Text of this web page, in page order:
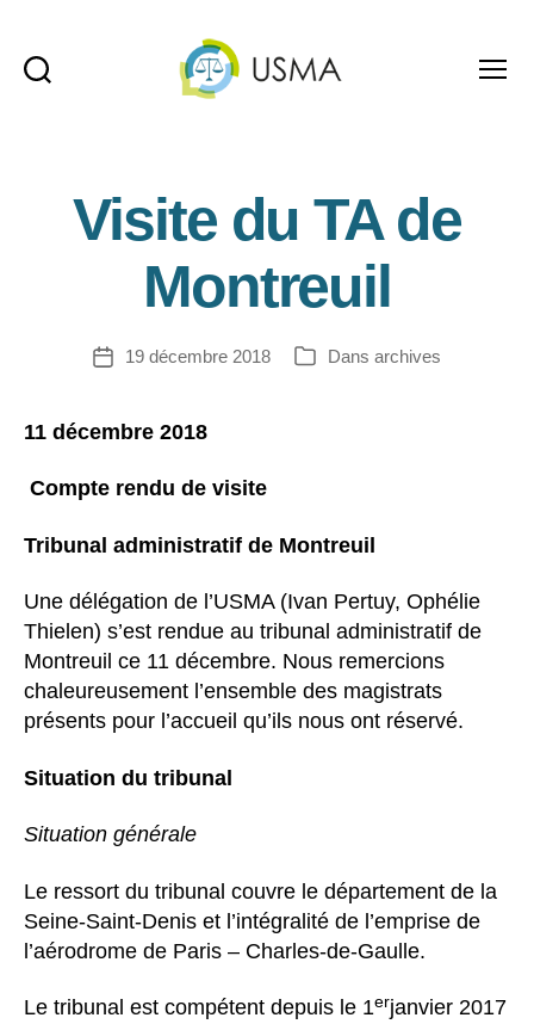
Visite du TA de
Montreuil
Date19 décembre 2018 Catégories
Dans archives
11 décembre 2018
Compte rendu de visite
Tribunal administratif de Montreuil
Une délégation de l’USMA (Ivan Pertuy, Ophélie
Thielen) s’est rendue au tribunal administratif de
Montreuil ce 11 décembre. Nous remercions
chaleureusement l’ensemble des magistrats
présents pour l’accueil qu’ils nous ont réservé.
Situation du tribunal
Situation générale
Le ressort du tribunal couvre le département de la
Seine-Saint-Denis et l’intégralité de l’emprise de
l’aérodrome de Paris – Charles-de-Gaulle.
Le tribunal est compétent depuis le 1erjanvier 2017